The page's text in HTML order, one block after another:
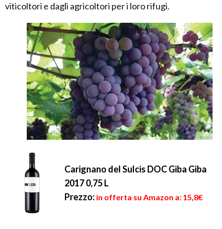
viticoltori e dagli agricoltori per i loro rifugi.
Carignano del Sulcis DOC Giba Giba
2017 0,75 L
Prezzo: in offerta su Amazon a: 15,8€